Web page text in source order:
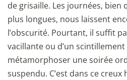
de grisaille. Les journées, bien
plus longues, nous laissent
l’obscurité. Pourtant, il suffit
vacillante ou d’un
métamorphoser une soirée
suspendu. C’est dans ce